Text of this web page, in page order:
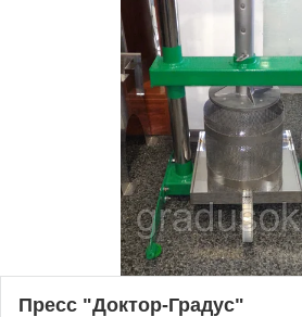
Пресс "Доктор-Градус"